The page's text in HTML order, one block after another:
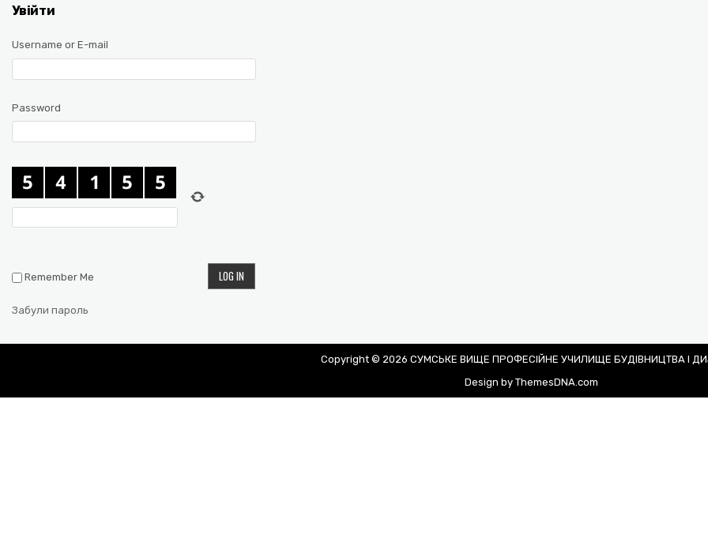
Увійти
Username or E-mail
Password
Remember Me
Забули пароль
Copyright © 2026 СУМСЬКЕ ВИЩЕ ПРОФЕСІЙНЕ УЧИЛИЩЕ БУДІВНИЦТВА І
Design by ThemesDNA.com